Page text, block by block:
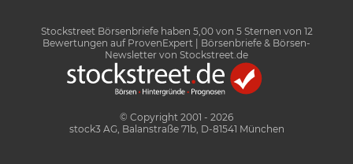
Stockstreet Börsenbriefe haben 5,00von 5Sternen von 12
Bewertungen auf ProvenExpert
| Börsenbriefe & Börsen-
Newsletter von Stockstreet.de
© Copyright 2001 - 2026
stock3 AG, Balanstraße 71b, D-81541 München